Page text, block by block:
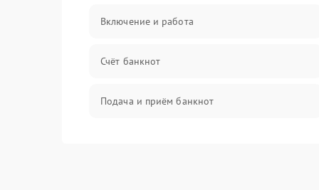
Включение и работа
Счёт банкнот
Подача и приём банкнот